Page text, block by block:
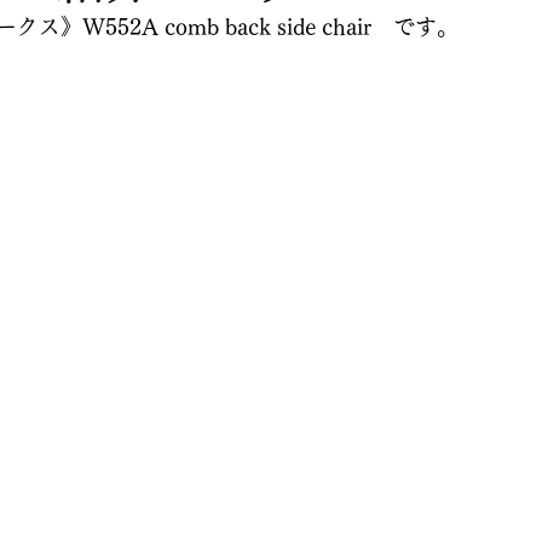
クス》W552A comb back side chair　です。